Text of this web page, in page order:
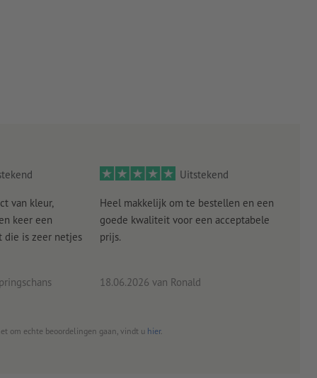
van kleur,
keer een
die is zeer netjes
Uitstekend
Heel makkelijk om te bestellen en een
goede kwaliteit voor een acceptabele
prijs.
18.06.2026 van Ronald
om echte beoordelingen gaan, vindt u hier.